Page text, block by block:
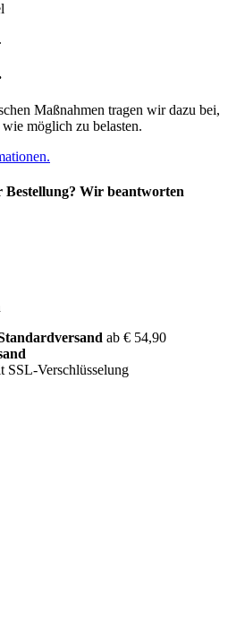
Maßnahmen tragen wir dazu bei,
möglich zu belasten.
Bestellung? Wir beantworten
ab € 54,90
SSL-Verschlüsselung